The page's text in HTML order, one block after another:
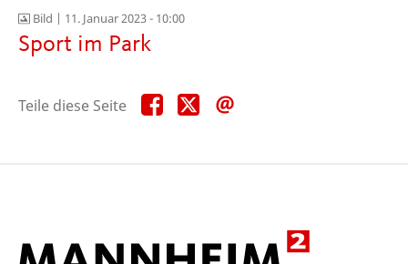
Bild | 11. Januar 2023 - 10:00
Sport im Park
Teile diese Seite Teile
diese
Teile
diese